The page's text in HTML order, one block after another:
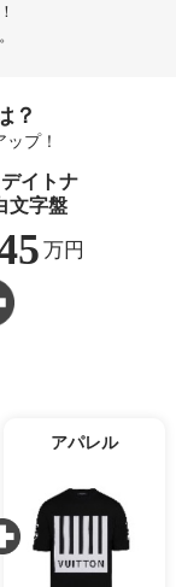
？
プ！
イトナ
文字盤
万円
アパレル